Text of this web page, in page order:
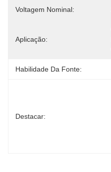
Voltagem Nominal:
Aplicação:
Habilidade Da Fonte:
Destacar: